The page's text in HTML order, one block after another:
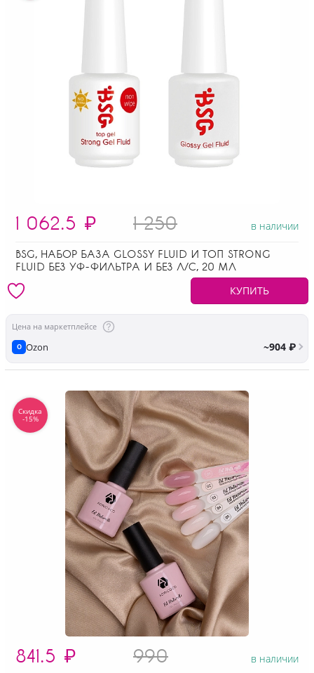
1 062.5 ₽ 1 250 в наличии
BSG, НАБОР БАЗА GLOSSY FLUID И ТОП STRONG
FLUID БЕЗ УФ-ФИЛЬТРА И БЕЗ Л/С, 20 МЛ
КУПИТЬ
Цена на маркетплейсе
O Ozon ~904 ₽
841.5 ₽ 990 в наличии
Скидка
-15%